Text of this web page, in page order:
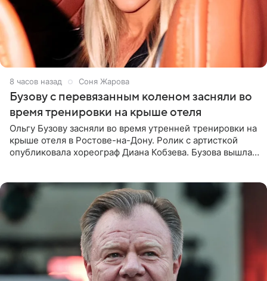
8 часов назад Соня Жарова
Бузову с перевязанным коленом засняли во
время тренировки на крыше отеля
Ольгу Бузову засняли во время утренней тренировки на
крыше отеля в Ростове-на-Дону. Ролик с артисткой
опубликовала хореограф Диана Кобзева. Бузова вышла